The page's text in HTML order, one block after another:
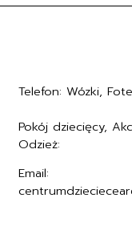
Telefon: Wózki,
Pokój dziecięcy,
Odzież:
Email: